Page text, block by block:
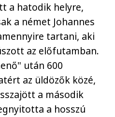
a hatodik helyre,
a német Johannes
tartani, aki
az előfutamban.
után 600
az üldözők közé,
a második
a hosszú